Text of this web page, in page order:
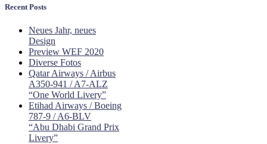
Recent Posts
Neues Jahr, neues
Design
Preview WEF 2020
Diverse Fotos
Qatar Airways / Airbus
A350-941 / A7-ALZ
“One World Livery”
Etihad Airways / Boeing
787-9 / A6-BLV
“Abu Dhabi Grand Prix
Livery”